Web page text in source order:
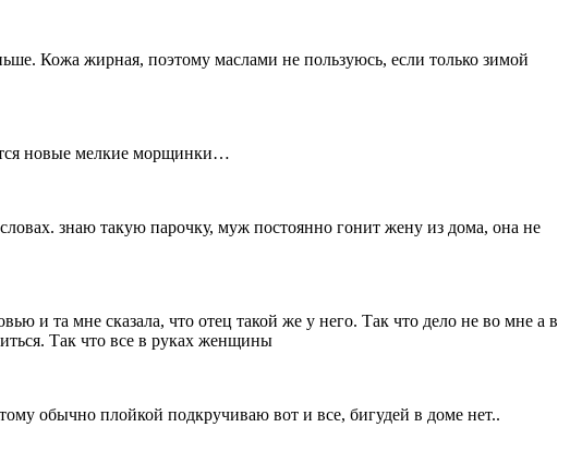
Кожа жирная, поэтому маслами не пользуюсь, если только зимой
новые мелкие морщинки…
знаю такую парочку, муж постоянно гонит жену из дома, она не
и та мне сказала, что отец такой же у него. Так что дело не во мне а в
Так что все в руках женщины
обычно плойкой подкручиваю вот и все, бигудей в доме нет..